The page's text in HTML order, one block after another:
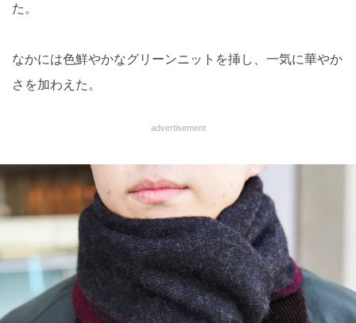
た。
なかには色鮮やかなグリーンニットを挿し、一気に華やか
さを加わえた。
advertisement